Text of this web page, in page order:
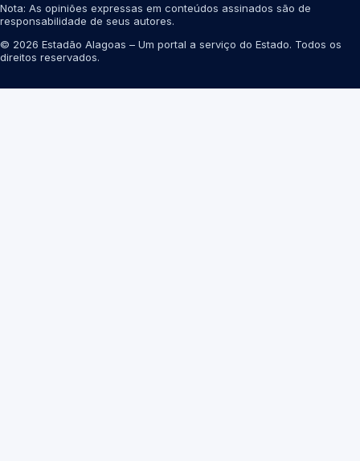
Nota: As opiniões expressas em conteúdos assinados são de
responsabilidade de seus autores.
© 2026 Estadão Alagoas – Um portal a serviço do Estado. Todos os
direitos reservados.